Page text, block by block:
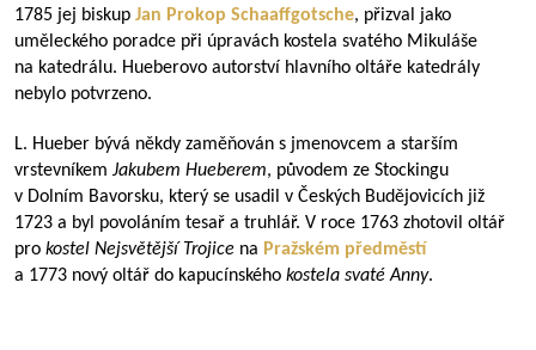
1785 jej biskup Jan Prokop Schaaffgotsche, přizval jako
uměleckého poradce při úpravách kostela svatého Mikuláše
na katedrálu. Hueberovo autorství hlavního oltáře katedrály
nebylo potvrzeno.
L. Hueber bývá někdy zaměňován s jmenovcem a starším
vrstevníkem Jakubem Hueberem, původem ze Stockingu
v Dolním Bavorsku, který se usadil v Českých Budějovicích již
1723 a byl povoláním tesař a truhlář. V roce 1763 zhotovil oltář
pro kostel Nejsvětější Trojice na Pražském předměstí
a 1773 nový oltář do kapucínského kostela svaté Anny.